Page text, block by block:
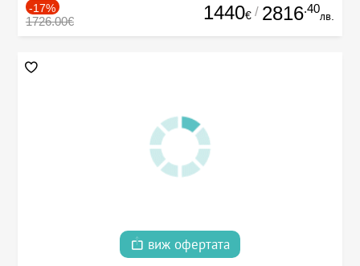
-17%
1726.00€ 1440€ / 2816.40
лв.
виж офертата